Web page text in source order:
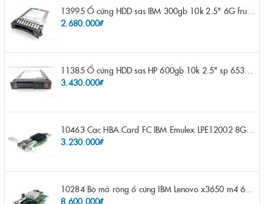
2.680.000₫
3.430.000₫
3.230.000₫
8.600.000₫